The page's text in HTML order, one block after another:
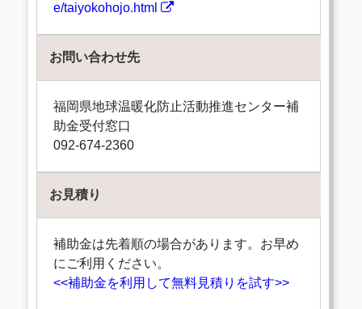
e/taiyokohojo.html
お問い合わせ先
福岡県地球温暖化防止活動推進センター補
助金受付窓口
092-674-2360
お見積り
補助金は先着順の場合があります。お早め
にご利用ください。
<<補助金を利用して無料見積りを試す>>